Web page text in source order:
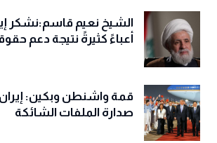
الشيخ نعيم قاسم:نشكر
أعباءً كثيرةً نتيجة دعم
قمة واشنطن وبكين:
صدارة الملفات الشائكة